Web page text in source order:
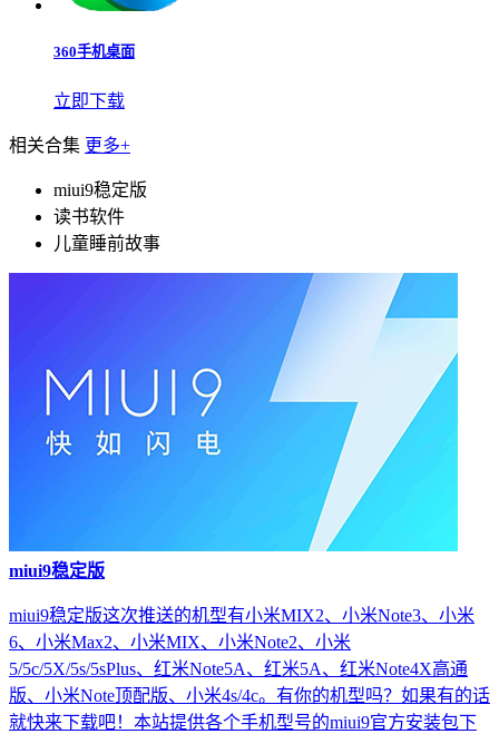
360手机桌面
立即下载
相关合集 更多+
miui9稳定版
读书软件
儿童睡前故事
miui9稳定版
miui9稳定版这次推送的机型有小米MIX2、小米Note3、小米
6、小米Max2、小米MIX、小米Note2、小米
5/5c/5X/5s/5sPlus、红米Note5A、红米5A、红米Note4X高通
版、小米Note顶配版、小米4s/4c。有你的机型吗？如果有的话
就快来下载吧！本站提供各个手机型号的miui9官方安装包下